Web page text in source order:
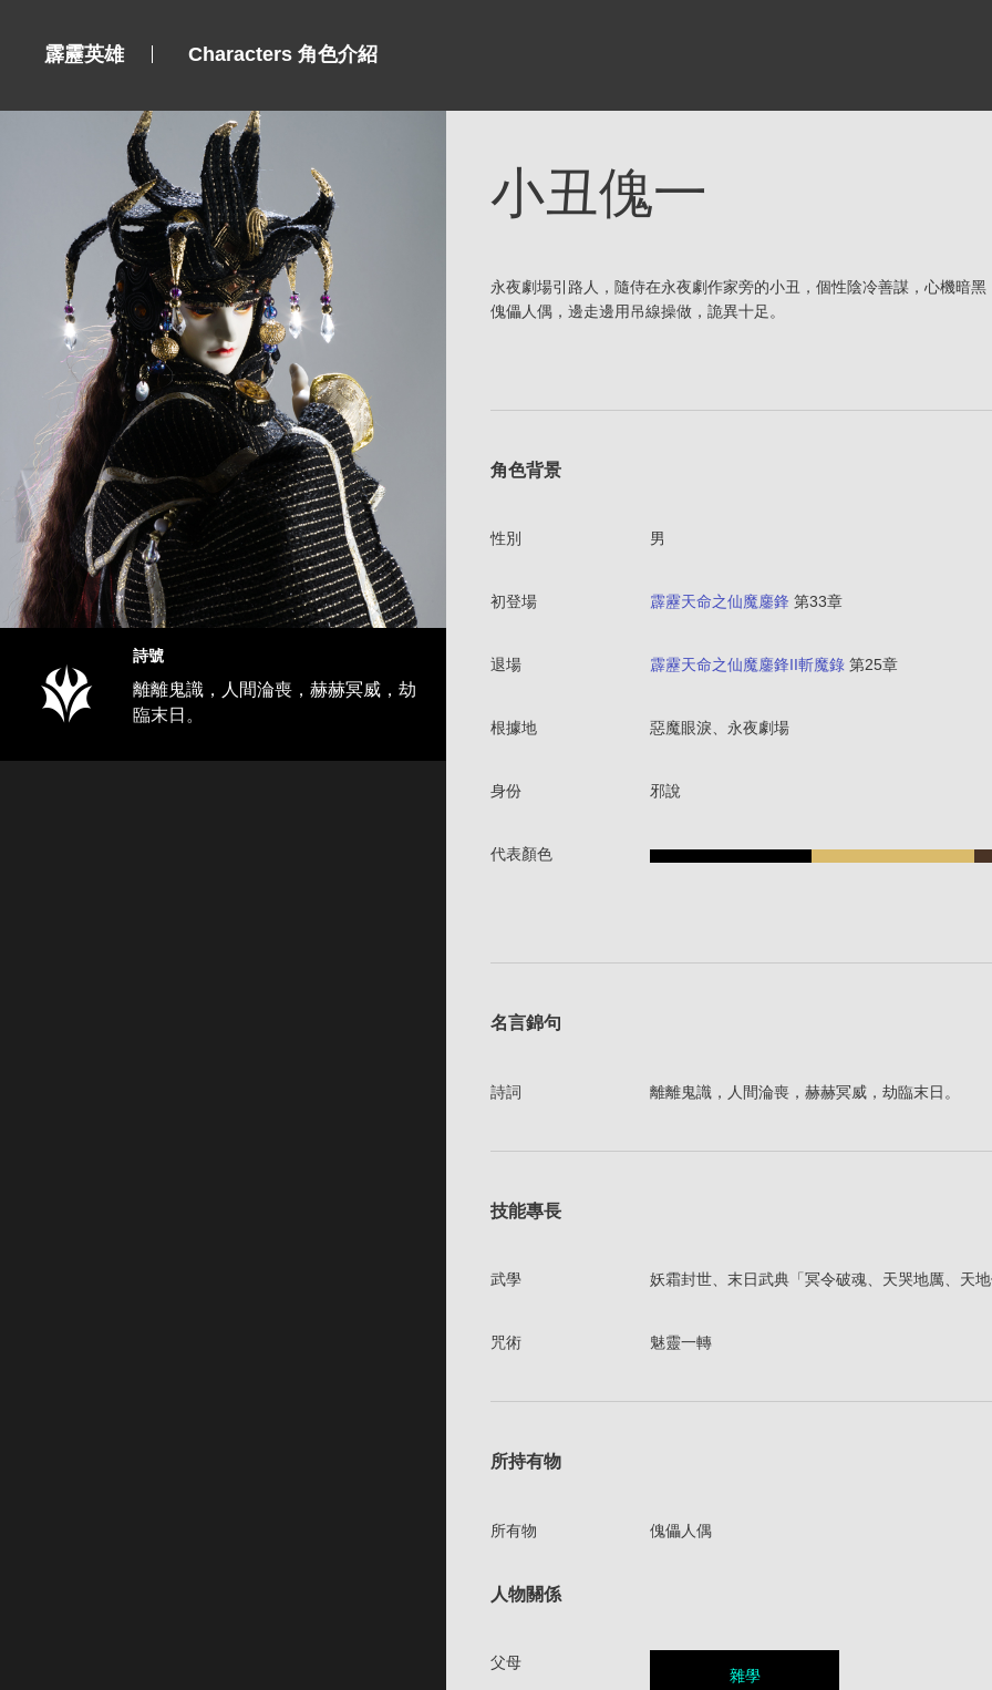
霹靂英雄 Characters 角色介紹
詩號
離離鬼識，人間淪喪，赫赫冥威，劫
臨末日。
小丑傀一
永夜劇場引路人，隨侍在永夜劇作家旁的小丑，個性陰冷善謀，心機暗
傀儡人偶，邊走邊用吊線操做，詭異十足。
角色背景
性別 男
初登場 霹靂天命之仙魔鏖鋒 第33章
退場 霹靂天命之仙魔鏖鋒II斬魔錄第25章
根據地 惡魔眼淚、永夜劇場
身份 邪說
代表顏色
名言錦句
詩詞 離離鬼識，人間淪喪，赫赫冥威，劫臨末日。
技能專長
武學 妖霜封世、末日武典「冥令破魂、天哭地厲、天
咒術 魅靈一轉
所持有物
所有物 傀儡人偶
人物關係
父母
雜學